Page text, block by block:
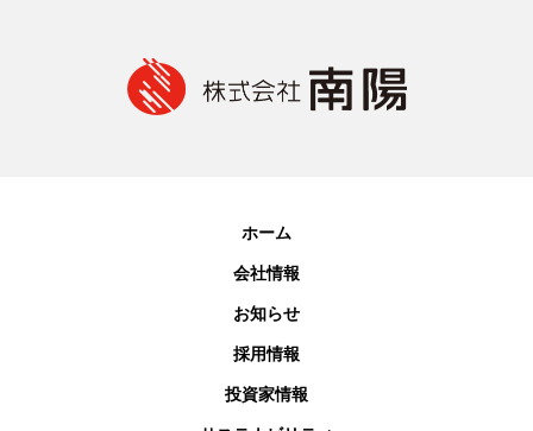
ホーム
会社情報
お知らせ
採用情報
投資家情報